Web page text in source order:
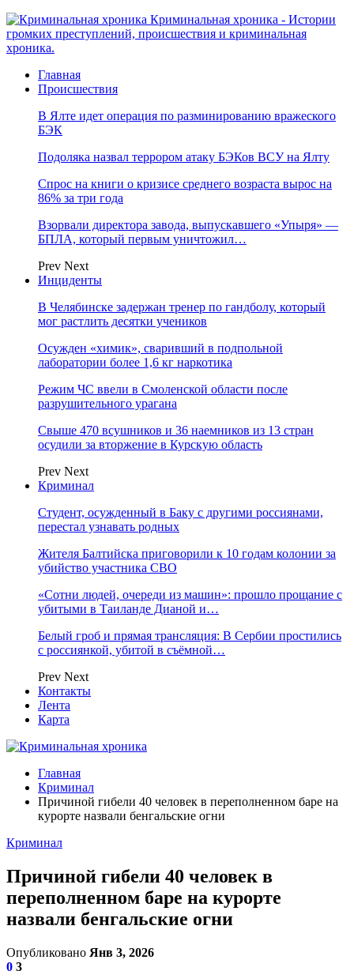
Криминальная хроника - Истории
громких преступлений, происшествия и криминальная
хроника.
Главная
Происшествия
В Ялте идет операция по разминированию вражеского
БЭК
Подоляка назвал террором атаку БЭКов ВСУ на Ялту
Спрос на книги о кризисе среднего возраста вырос на
86% за три года
Взорвали директора завода, выпускавшего «Упыря» —
БПЛА, который первым уничтожил…
Prev Next
Инциденты
В Челябинске задержан тренер по гандболу, который
мог растлить десятки учеников
Осужден «химик», сваривший в подпольной
лаборатории более 1,6 кг наркотика
Режим ЧС ввели в Смоленской области после
разрушительного урагана
Свыше 470 всушников и 36 наемников из 13 стран
осудили за вторжение в Курскую область
Prev Next
Криминал
Студент, осужденный в Баку с другими россиянами,
перестал узнавать родных
Жителя Балтийска приговорили к 10 годам колонии за
убийство участника СВО
«Сотни людей, очереди из машин»: прошло прощание с
убитыми в Таиланде Дианой и…
Белый гроб и прямая трансляция: В Сербии простились
с россиянкой, убитой в съёмной…
Prev Next
Контакты
Лента
Карта
Главная
Криминал
Причиной гибели 40 человек в переполненном баре на
курорте назвали бенгальские огни
Криминал
Причиной гибели 40 человек в
переполненном баре на курорте
назвали бенгальские огни
Опубликовано Янв 3, 2026
0 3